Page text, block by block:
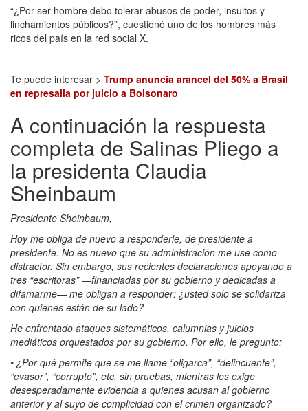
“¿Por ser hombre debo tolerar abusos de poder, insultos y
linchamientos públicos?”, cuestionó uno de los hombres más
ricos del país en la red social X.
Te puede interesar > Trump anuncia arancel del 50% a Brasil
en represalia por juicio a Bolsonaro
A continuación la respuesta
completa de Salinas Pliego a
la presidenta Claudia
Sheinbaum
Presidente Sheinbaum,
Hoy me obliga de nuevo a responderle, de presidente a
presidente. No es nuevo que su administración me use como
distractor. Sin embargo, sus recientes declaraciones apoyando a
tres “escritoras” —financiadas por su gobierno y dedicadas a
difamarme— me obligan a responder: ¿usted solo se solidariza
con quienes están de su lado?
He enfrentado ataques sistemáticos, calumnias y juicios
mediáticos orquestados por su gobierno. Por ello, le pregunto:
• ¿Por qué permite que se me llame “oligarca”, “delincuente”,
“evasor”, “corrupto”, etc, sin pruebas, mientras les exige
desesperadamente evidencia a quienes acusan al gobierno
anterior y al suyo de complicidad con el crimen organizado?